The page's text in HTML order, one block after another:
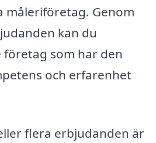
måleriföretag. Genom
kan du
som har den
och erfarenhet
flera erbjudanden är